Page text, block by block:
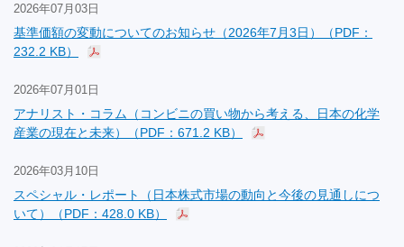
2026年07月03日
基準価額の変動についてのお知らせ（2026年7月3日）（PDF：
232.2 KB）
2026年07月01日
アナリスト・コラム（コンビニの買い物から考える、日本の化学
産業の現在と未来）（PDF：671.2 KB）
2026年03月10日
スペシャル・レポート（日本株式市場の動向と今後の見通しにつ
いて）（PDF：428.0 KB）